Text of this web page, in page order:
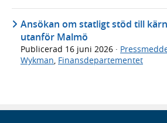
Ansökan om statligt stöd till
utanför Malmö
Publicerad 16 juni 2026 ·
Wykman, Finansdepartementet